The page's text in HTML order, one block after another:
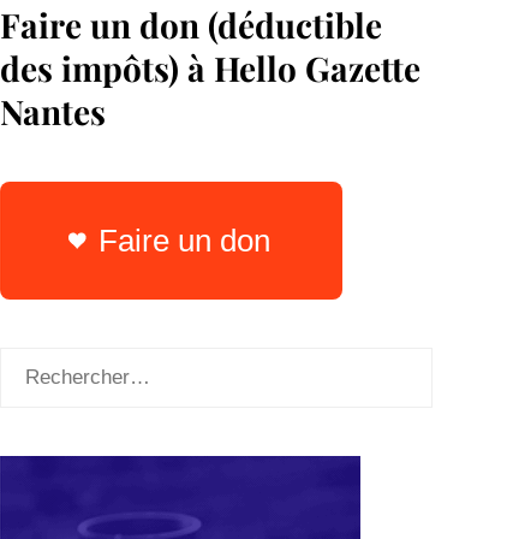
Faire un don (déductible
des impôts) à Hello Gazette
Nantes
Faire un don